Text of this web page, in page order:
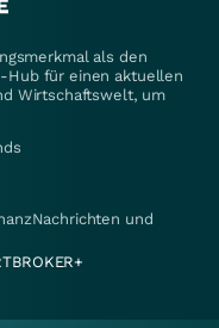
als den
Hub für einen aktuellen
Wirtschaftswelt, um
und